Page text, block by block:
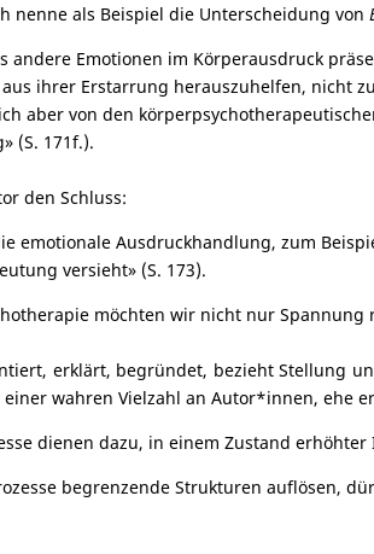
nenne als Beispiel die Unterscheidung von
andere Emotionen im Körperausdruck
ihrer Erstarrung herauszuhelfen, nicht
aber von den
(S. 171f.).
den Schluss:
emotionale Ausdruckhandlung, zum
versieht» (S. 173).
möchten wir nicht nur
erklärt, begründet, bezieht Stellung
einer wahren Vielzahl an Autor*innen, ehe
dienen dazu, in einem Zustand
begrenzende Strukturen auflösen,